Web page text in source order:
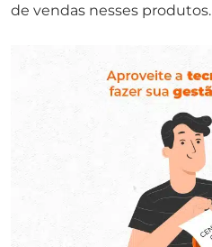
de vendas nesses produtos.